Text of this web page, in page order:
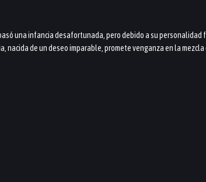
una infancia desafortunada, pero debido a su
de un deseo imparable, promete venganza en la mezcla